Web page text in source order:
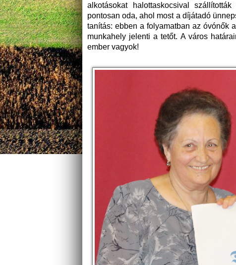
alkotásokat halottaskocsival
pontosan oda, ahol most a díjátadó
tanítás: ebben a folyamatban az óvónők
munkahely jelenti a tetőt. A város
ember vagyok!